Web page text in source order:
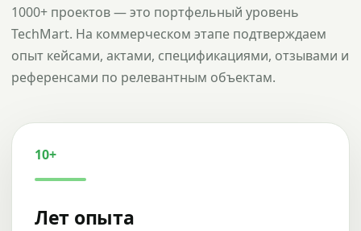
1000+ проектов — это портфельный уровень
TechMart. На коммерческом этапе подтверждаем
опыт кейсами, актами, спецификациями, отзывами и
референсами по релевантным объектам.
10+
Лет опыта